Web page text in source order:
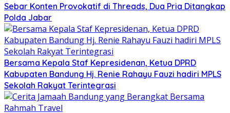
Sebar Konten Provokatif di Threads, Dua Pria Ditangkap
Polda Jabar
Bersama Kepala Staf Kepresidenan, Ketua DPRD
Kabupaten Bandung Hj. Renie Rahayu Fauzi hadiri MPLS
Sekolah Rakyat Terintegrasi